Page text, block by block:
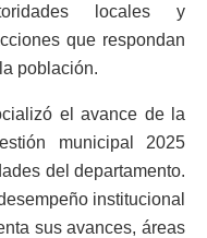
locales y
que respondan
población.
el avance de la
municipal 2025
del departamento.
institucional
sus avances, áreas